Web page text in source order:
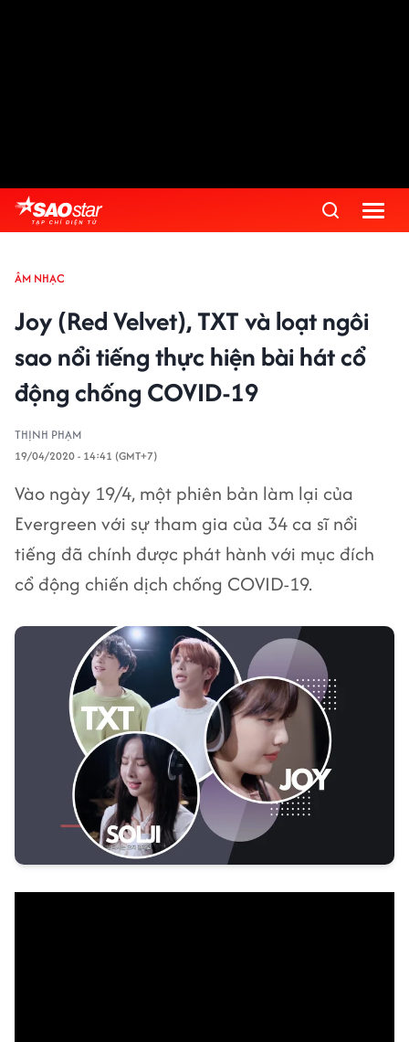
ÂM NHẠC
Joy (Red Velvet), TXT và loạt ngôi
sao nổi tiếng thực hiện bài hát cổ
động chống COVID-19
THỊNH PHẠM
19/04/2020 - 14:41 (GMT+7)
Vào ngày 19/4, một phiên bản làm lại của
Evergreen với sự tham gia của 34 ca sĩ nổi
tiếng đã chính được phát hành với mục đích
cổ động chiến dịch chống COVID-19.